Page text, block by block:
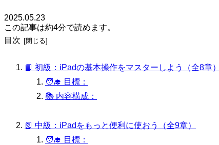
2025.05.23
この記事は約4分で読めます。
目次
📘 初級：iPadの基本操作をマスターしよう（全8章）
🧑‍🎓 目標：
📚 内容構成：
📗 中級：iPadをもっと便利に使おう（全9章）
🧑‍🎓 目標：